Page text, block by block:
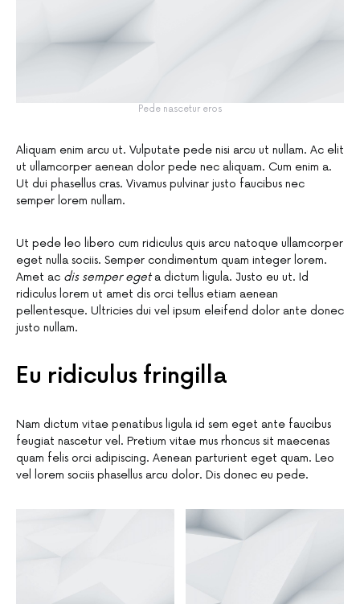
Pede nascetur eros
Aliquam enim arcu ut. Vulputate pede nisi arcu ut nullam. Ac elit
ut ullamcorper aenean dolor pede nec aliquam. Cum enim a.
Ut dui phasellus cras. Vivamus pulvinar justo faucibus nec
semper lorem nullam.
Ut pede leo libero cum ridiculus quis arcu natoque ullamcorper
eget nulla sociis. Semper condimentum quam integer lorem.
Amet ac dis semper egeta dictum ligula. Justo eu ut. Id
ridiculus lorem ut amet dis orci tellus etiam aenean
pellentesque. Ultricies dui vel ipsum eleifend dolor ante donec
justo nullam.
Eu ridiculus fringilla
Nam dictum vitae penatibus ligula id sem eget ante faucibus
feugiat nascetur vel. Pretium vitae mus rhoncus sit maecenas
quam felis orci adipiscing. Aenean parturient eget quam. Leo
vel lorem sociis phasellus arcu dolor. Dis donec eu pede.